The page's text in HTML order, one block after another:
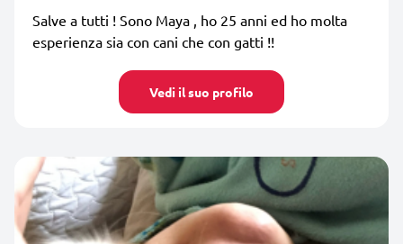
Salve a tutti ! Sono Maya , ho 25 anni ed ho molta
esperienza sia con cani che con gatti !!
Vedi il suo profilo